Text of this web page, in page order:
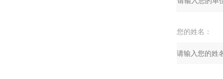
您的姓名：